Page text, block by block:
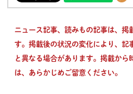
ニュース記事、読みもの記事は、掲
す。掲載後の状況の変化により、記
と異なる場合があります。掲載か
は、あらかじめご留意ください。